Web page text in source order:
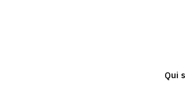
Qui